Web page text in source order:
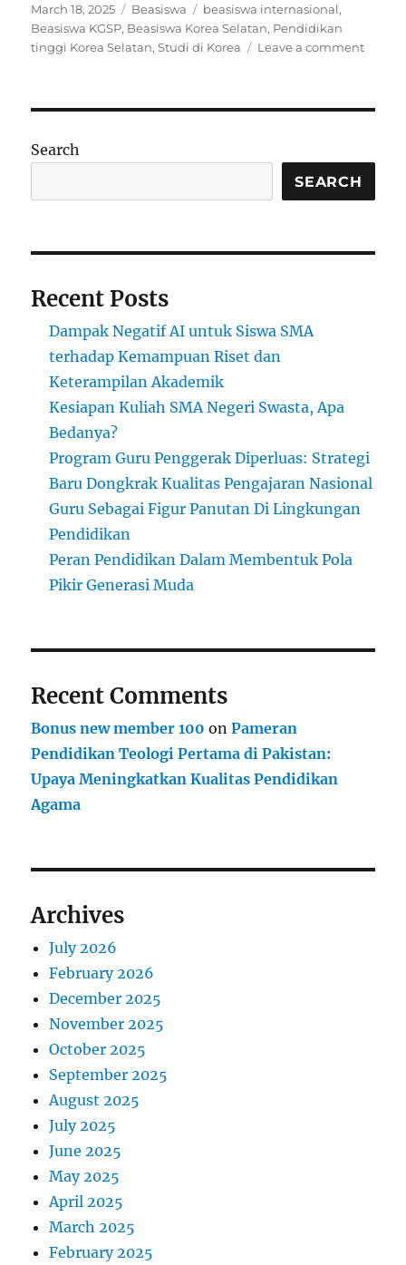
Posted
on
March 18, 2025 Categories
Beasiswa Tags
beasiswa internasional,
Beasiswa KGSP, Beasiswa Korea Selatan, Pendidikan
tinggi Korea Selatan,Studi di Korea Leave a commenton
(KGSP):
Studi
Search
SEARCH
Recent Posts
Dampak Negatif AI untuk Siswa SMA
terhadap Kemampuan Riset dan
Keterampilan Akademik
Kesiapan Kuliah SMA Negeri Swasta, Apa
Bedanya?
Program Guru Penggerak Diperluas: Strategi
Baru Dongkrak Kualitas Pengajaran Nasional
Guru Sebagai Figur Panutan Di Lingkungan
Pendidikan
Peran Pendidikan Dalam Membentuk Pola
Pikir Generasi Muda
Recent Comments
Bonus new member 100 onPameran
Pendidikan Teologi Pertama di Pakistan:
Upaya Meningkatkan Kualitas Pendidikan
Agama
Archives
July 2026
February 2026
December 2025
November 2025
October 2025
September 2025
August 2025
July 2025
June 2025
May 2025
April 2025
March 2025
February 2025